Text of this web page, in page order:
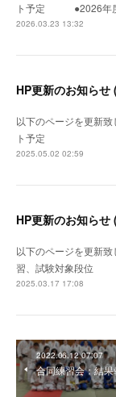
ト予定 ●2026年度
2026.03.23 13:32
HP更新のお知らせ
以下のページを更
ト予定
2025.05.02 02:59
HP更新のお知らせ
以下のページを更
習、試験対象段位
2025.03.17 17:08
2022.06.12 07:07
合同練習会：結果